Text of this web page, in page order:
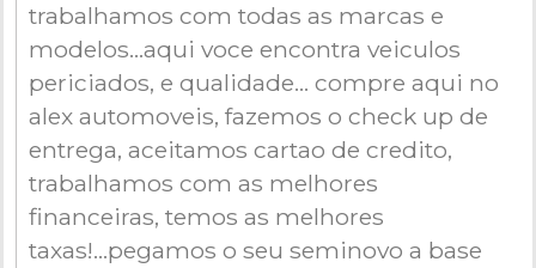
trabalhamos com todas as marcas e
modelos...aqui voce encontra veiculos
periciados, e qualidade... compre aqui no
alex automoveis, fazemos o check up de
entrega, aceitamos cartao de credito,
trabalhamos com as melhores
financeiras, temos as melhores
taxas!...pegamos o seu seminovo a base